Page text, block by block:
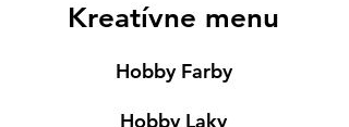
Kreatívne menu
Hobby Farby
Hobby Laky